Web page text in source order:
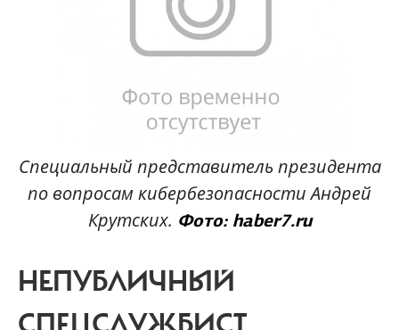
Специальный представитель президента
по вопросам кибербезопасностиАндрей
Крутских. Фото: haber7.ru
НЕПУБЛИЧНЫЙ